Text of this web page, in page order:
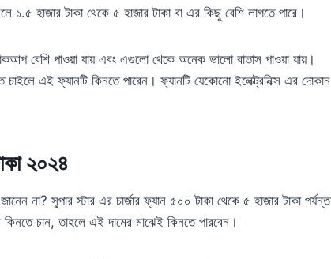
১.৫ হাজার টাকা থেকে ৫ হাজার টাকা বা এর কিছু বেশি লাগতে পারে।
বেশি পাওয়া যায় এবং এগুলো থেকে অনেক ভালো বাতাস পাওয়া যায়।
এই ফ্যানটি কিনতে পারেন। ফ্যানটি যেকোনো ইলেক্ট্রনিক্স এর দোকান
২০২৪
জানেন না? সুপার স্টার এর চার্জার ফ্যান ৫০০ টাকা থেকে ৫ হাজার টাকা পর্যন্ত
চান, তাহলে এই দামের মাঝেই কিনতে পারবেন।